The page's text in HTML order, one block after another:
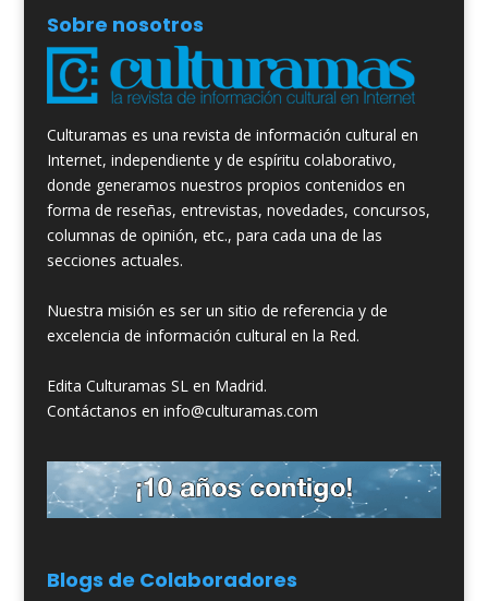
Sobre nosotros
Culturamas es una revista de información cultural en
Internet, independiente y de espíritu colaborativo,
donde generamos nuestros propios contenidos en
forma de reseñas, entrevistas, novedades, concursos,
columnas de opinión, etc., para cada una de las
secciones actuales.
Nuestra misión es ser un sitio de referencia y de
excelencia de información cultural en la Red.
Edita Culturamas SL en Madrid.
Contáctanos en info@culturamas.com
Blogs de Colaboradores